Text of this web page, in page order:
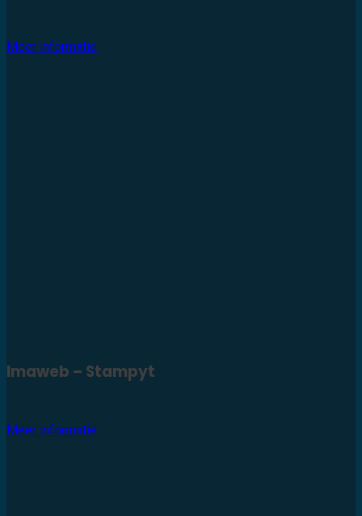
Meer informatie
Imaweb – Stampyt
Meer informatie